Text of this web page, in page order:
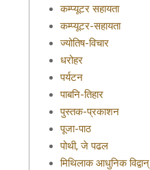
कम्प्यूटर सहायता
कम्प्यूटर-सहायता
ज्योतिष-विचार
धरोहर
पर्यटन
पाबनि-तिहार
पुस्तक-प्रकाशन
पूजा-पाठ
पोथी, जे पढल
मिथिलाक आधुनिक विद्वान्